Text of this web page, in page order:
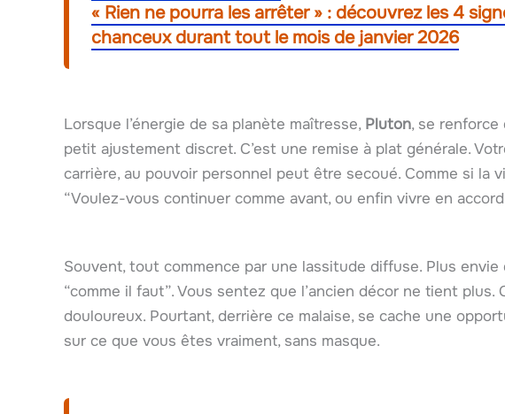
« Rien ne pourra les arrêter » : découvrez les 4
chanceux durant tout le mois de janvier 2026
Lorsque l’énergie de sa planète maîtresse, Pluton, se renforce
petit ajustement discret. C’est une remise à plat générale.
carrière, au pouvoir personnel peut être secoué. Comme si la
“Voulez-vous continuer comme avant, ou enfin vivre en
Souvent, tout commence par une lassitude diffuse. Plus
“comme il faut”. Vous sentez que l’ancien décor ne tient plus.
douloureux. Pourtant, derrière ce malaise, se cache une
sur ce que vous êtes vraiment, sans masque.